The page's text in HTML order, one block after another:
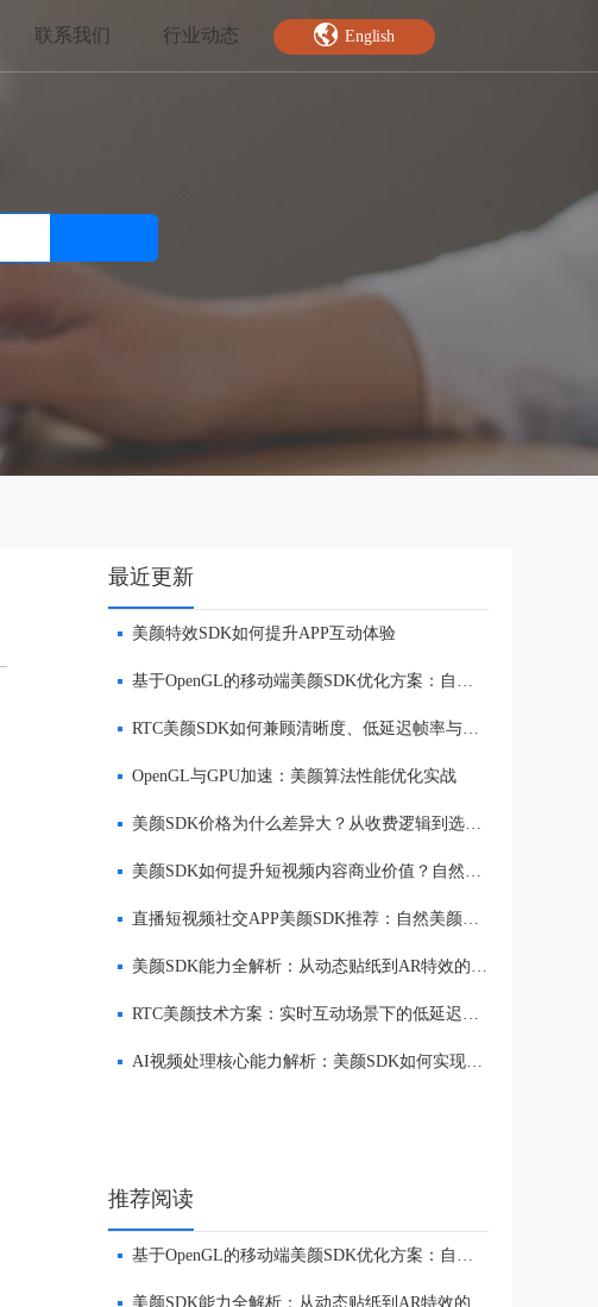
人脸关键点
AI人像分割
联系我们 行业动态 English
最近更新
美颜特效SDK如何提升APP互动体验
基于OpenGL的移动端美颜SDK优化方案：自然美颜、低延迟与多端适配
RTC美颜SDK如何兼顾清晰度、低延迟帧率与自然美颜效果
OpenGL与GPU加速：美颜算法性能优化实战
美颜SDK价格为什么差异大？从收费逻辑到选型优势一次讲清
美颜SDK如何提升短视频内容商业价值？自然美颜、实时渲染与多端适配优势解析
直播短视频社交APP美颜SDK推荐：自然美颜、低延迟与多端适配对比
美颜SDK能力全解析：从动态贴纸到AR特效的实时渲染方案
RTC美颜技术方案：实时互动场景下的低延迟美颜
AI视频处理核心能力解析：美颜SDK如何实现美颜、实时渲染与多端适配
推荐阅读
基于OpenGL的移动端美颜SDK优化方案：自然美颜、低延迟与多端适配
美颜SDK能力全解析：从动态贴纸到AR特效的实时渲染方案